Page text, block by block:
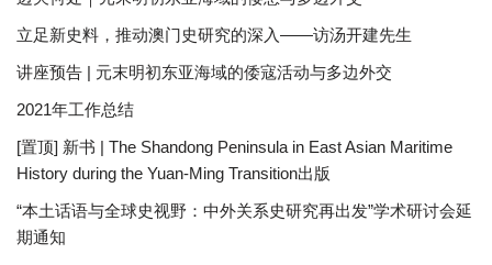
立足新史料，推动澳门史研究的深入——访汤开建先生
讲座预告 | 元末明初东亚海域的倭寇活动与多边外交
2021年工作总结
[置顶] 新书 | The Shandong Peninsula in East Asian Maritime
History during the Yuan-Ming Transition出版
“本土话语与全球史视野：中外关系史研究再出发”学术研讨会延
期通知